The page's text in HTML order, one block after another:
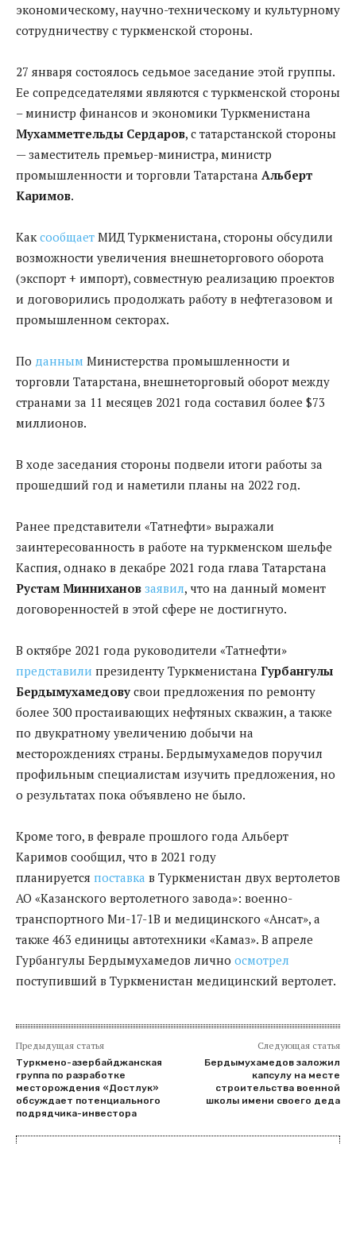
экономическому, научно-техническому и культурному
сотрудничеству с туркменской стороны.
27 января состоялось седьмое заседание этой группы.
Ее сопредседателями являются с туркменской стороны
– министр финансов и экономики Туркменистана
Мухамметгельды Сердаров, с татарстанской стороны
— заместитель премьер-министра, министр
промышленности и торговли Татарстана Альберт
Каримов.
Как сообщает МИД Туркменистана, стороны обсудили
возможности увеличения внешнеторгового оборота
(экспорт + импорт), совместную реализацию проектов
и договорились продолжать работу в нефтегазовом и
промышленном секторах.
По данным Министерства промышленности и
торговли Татарстана, внешнеторговый оборот между
странами за 11 месяцев 2021 года составил более $73
миллионов.
В ходе заседания стороны подвели итоги работы за
прошедший год и наметили планы на 2022 год.
Ранее представители «Татнефти» выражали
заинтересованность в работе на туркменском шельфе
Каспия, однако в декабре 2021 года глава Татарстана
Рустам Минниханов заявил, что на данный момент
договоренностей в этой сфере не достигнуто.
В октябре 2021 года руководители «Татнефти»
представили президенту Туркменистана Гурбангулы
Бердымухамедову свои предложения по ремонту
более 300 простаивающих нефтяных скважин, а также
по двукратному увеличению добычи на
месторождениях страны. Бердымухамедов поручил
профильным специалистам изучить предложения, но
о результатах пока объявлено не было.
Кроме того, в феврале прошлого года Альберт
Каримов сообщил, что в 2021 году
планируется поставка в Туркменистан двух вертолетов
АО «Казанского вертолетного завода»: военно-
транспортного Ми-17-1В и медицинского «Ансат», а
также 463 единицы автотехники «Камаз». В апреле
Гурбангулы Бердымухамедов лично осмотрел
поступивший в Туркменистан медицинский вертолет.
Предыдущая статья
Туркмено-азербайджанская
группа по разработке
месторождения «Достлук»
обсуждает потенциального
подрядчика-инвестора
Следующая статья
Бердымухамедов заложил
капсулу на месте
строительства военной
школы имени своего деда